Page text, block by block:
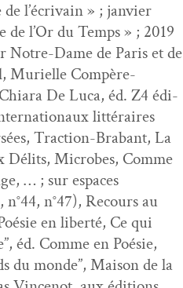
l’écrivain » ; jan­vi­er
l’Or du Temps » ; 2019
Notre-Dame de Paris et de
Murielle Com­père-
De Luca, éd. Z4 édi­
lit­téraires
Trac­tion-Bra­bant, La
Dél­its, Microbes, Comme
… ; sur espaces
n°47), Recours au
en lib­erté, Ce qui
éd. Comme en Poésie,
du monde”, Mai­son de la